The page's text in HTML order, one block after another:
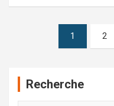
Pagination1 2
Recherche